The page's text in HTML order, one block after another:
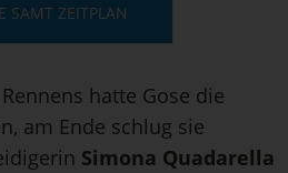
SAMT ZEITPLAN
hatte Gose die
am Ende schlug sie
Simona Quadarella